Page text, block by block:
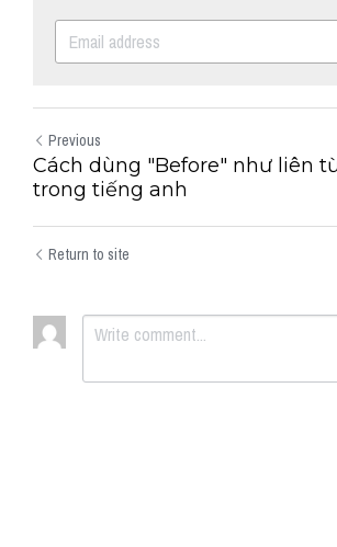
Previous
Cách dùng "Before" như liên
trong tiếng anh
Return to site